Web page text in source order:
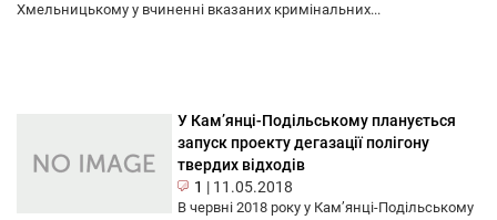
Хмельницькому у вчиненні вказаних кримінальних...
У Кам’янці-Подільському планується
запуск проекту дегазації полігону
твердих відходів
1 | 11.05.2018
В червні 2018 року у Кам’янці-Подільському